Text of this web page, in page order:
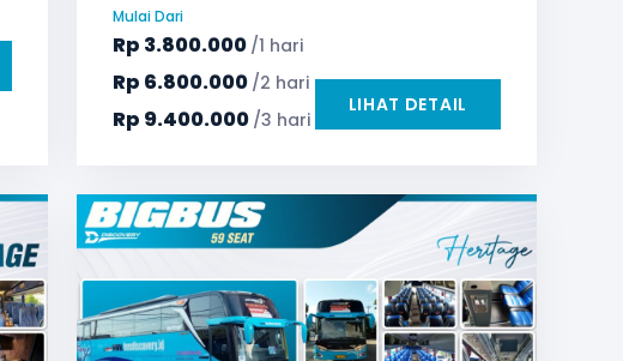
Safety Tools (P3K, Windows Breaker, dll)
Mulai Dari
Rp 3.800.000 /1 hari
Rp 6.800.000 /2 hari
Rp 9.400.000 /3 hari
LIHAT DETAIL